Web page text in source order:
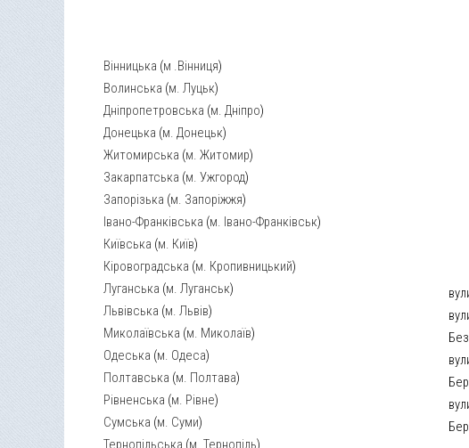
Вінницька (м .Вінниця)
Волинська (м. Луцьк)
Дніпропетровська (м. Дніпро)
Донецька (м. Донецьк)
Житомирська (м. Житомир)
Закарпатська (м. Ужгород)
Запорізька (м. Запоріжжя)
Івано-Франківська (м. Івано-Франківськ)
Київська (м. Київ)
Кіровоградська (м. Кропивницький)
Луганська (м. Луганськ)
Львівська (м. Львів)
Миколаївська (м. Миколаїв)
Одеська (м. Одеса)
Полтавська (м. Полтава)
Рівненська (м. Рівне)
Сумська (м. Суми)
Тернопільська (м. Тернопіль)